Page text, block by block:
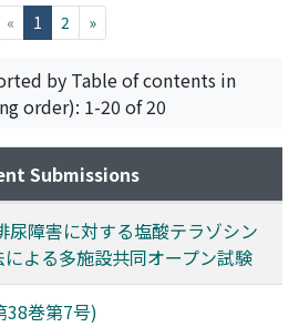
UCG film revealed urethral
urethra. He was diagnosed as
urethral stricture, BPH and
He was treated with right
and suprapubic
of the calculi. The total
calculi was 28 g of consisted of
course was uneventful
operation he has been well and
« 1 (current)
2 »
by Table of contents in
order): 1-20 of 20
Submissions
尿障害に対する塩酸テラゾシン
よる多施設共同オープン試験
38巻第7号)